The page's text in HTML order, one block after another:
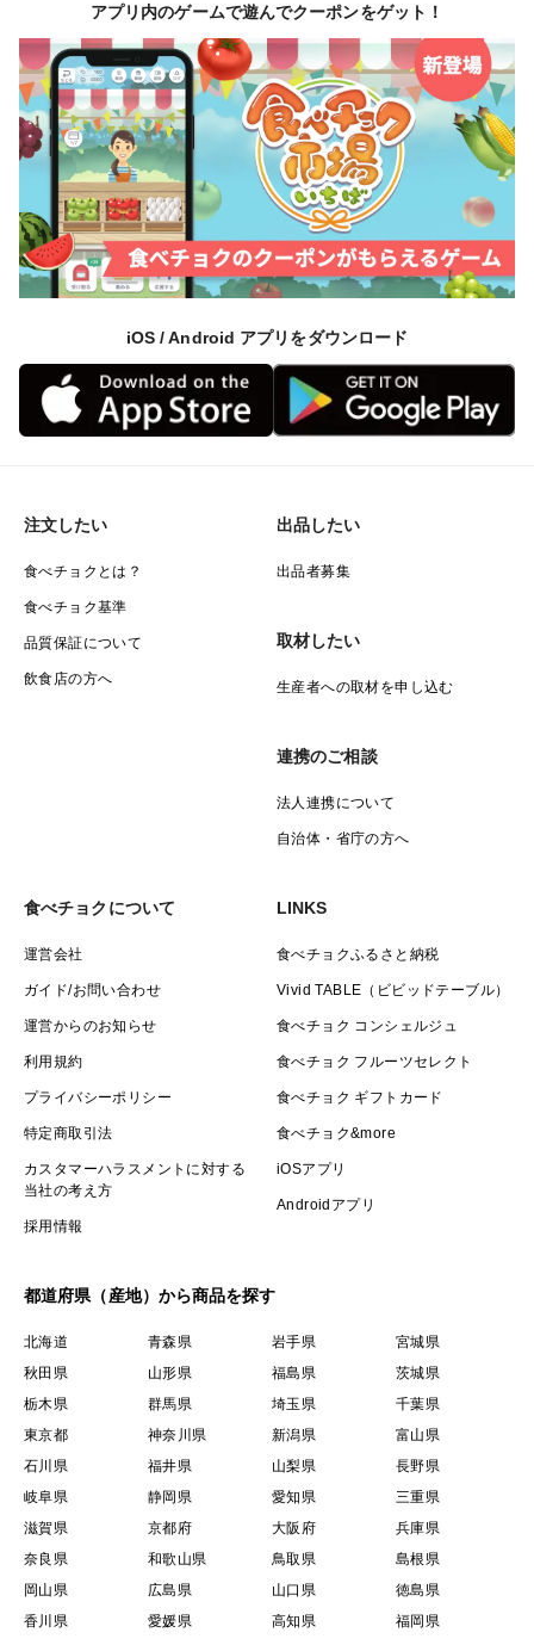
アプリ内のゲームで遊んでクーポンをゲット！
iOS / Android アプリをダウンロード
注文したい
食べチョクとは？
食べチョク基準
品質保証について
飲食店の方へ
出品したい
出品者募集
取材したい
生産者への取材を申し込む
連携のご相談
法人連携について
自治体・省庁の方へ
食べチョクについて
運営会社
ガイド/お問い合わせ
運営からのお知らせ
利用規約
プライバシーポリシー
特定商取引法
カスタマーハラスメントに対する
当社の考え方
採用情報
LINKS
食べチョクふるさと納税
Vivid TABLE（ビビッドテーブル）
食べチョク コンシェルジュ
食べチョク フルーツセレクト
食べチョク ギフトカード
食べチョク&more
iOSアプリ
Androidアプリ
都道府県（産地）から商品を探す
北海道 青森県 岩手県
宮城県
秋田県
山形県 福島県
茨城県
栃木県
群馬県 埼玉県
千葉県
東京都
神奈川県 新潟県
富山県
石川県
福井県 山梨県
長野県
岐阜県
静岡県 愛知県
三重県
滋賀県
京都府 大阪府
兵庫県
奈良県
和歌山県 鳥取県
島根県
岡山県
広島県 山口県
徳島県
香川県
愛媛県 高知県
福岡県